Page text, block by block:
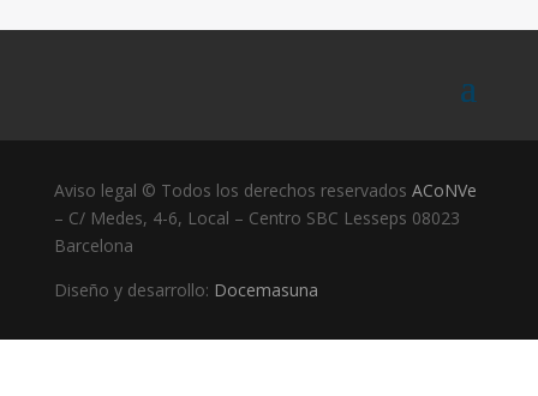
Aviso legal © Todos los derechos reservados ACoNVe
– C/ Medes, 4-6, Local – Centro SBC Lesseps 08023
Barcelona
Diseño y desarrollo: Docemasuna